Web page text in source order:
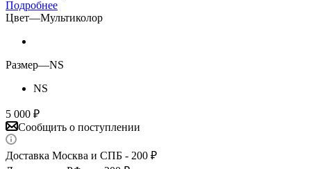
Подробнее
Цвет—Мультиколор
Размер—NS
NS
5 000 ₽
Сообщить о поступлении
Доставка Москва и СПБ - 200 ₽